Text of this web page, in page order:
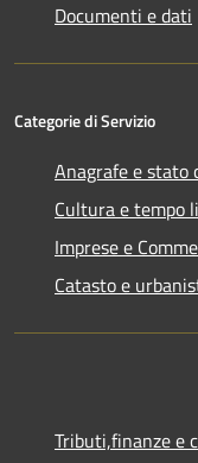
Documenti e dati
Categorie di Servizio
Anagrafe e stato
Cultura e tempo
Imprese e
Catasto e
Tributi,finanze e